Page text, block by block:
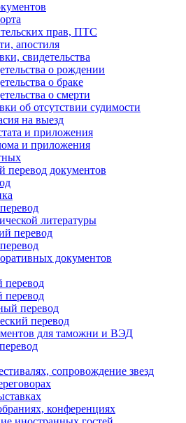
прав, ПТС
апостиля
свидетельства
о рождении
о браке
о смерти
об отсутствии судимости
на выезд
и приложения
и приложения
перевод документов
литературы
перевод
документов
перевод
перевод
для таможни и ВЭД
сопровождение звезд
конференциях